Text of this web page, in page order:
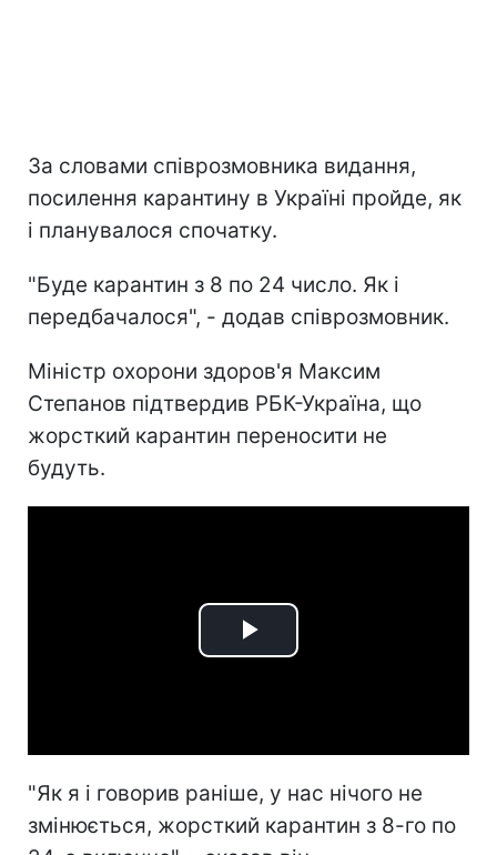
За словами співрозмовника видання,
посилення карантину в Україні пройде, як
і планувалося спочатку.
"Буде карантин з 8 по 24 число. Як і
передбачалося", - додав співрозмовник.
Міністр охорони здоров'я Максим
Степанов підтвердив РБК-Україна, що
жорсткий карантин переносити не
будуть.
Play
"Як я і говорив раніше, у нас нічого не
змінюється, жорсткий карантин з 8-го по